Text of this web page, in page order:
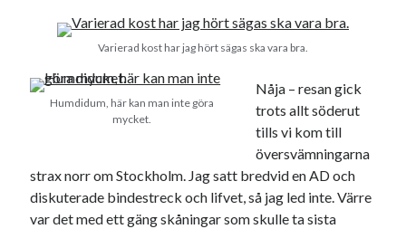
Varierad kost har jag hört sägas ska vara bra.
Humdidum, här kan man inte göra
mycket.
Nåja – resan gick
trots allt söderut
tills vi kom till
översvämningarna
strax norr om Stockholm. Jag satt bredvid en AD och
diskuterade bindestreck och lifvet, så jag led inte. Värre
var det med ett gäng skåningar som skulle ta sista